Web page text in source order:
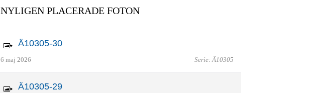
NYLIGEN PLACERADE FOTON
Ä10305-30
6 maj 2026 Serie: Ä10305
Ä10305-29